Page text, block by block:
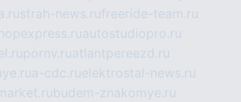
strah-news.rufreeride-team.ru
autostudiopro.ru
pornv.ruatlantpereezd.ru
a-cdc.ruelektrostal-news.ru
budem-znakomye.ru